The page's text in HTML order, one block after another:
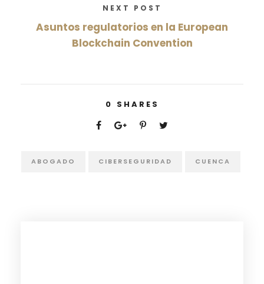
NEXT POST
Asuntos regulatorios en la European
Blockchain Convention
0 SHARES
ABOGADO CIBERSEGURIDAD CUENCA